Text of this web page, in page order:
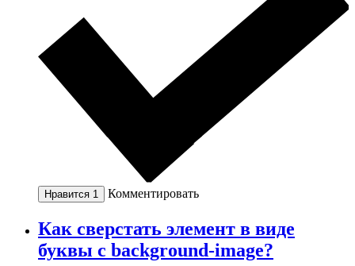
Нравится 1 Комментировать
Как сверстать элемент в виде
буквы с background-image?